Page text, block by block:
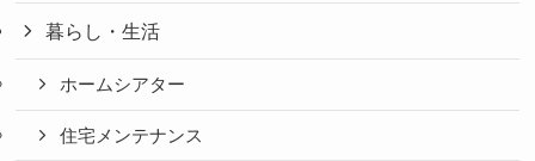
暮らし・生活
ホームシアター
住宅メンテナンス